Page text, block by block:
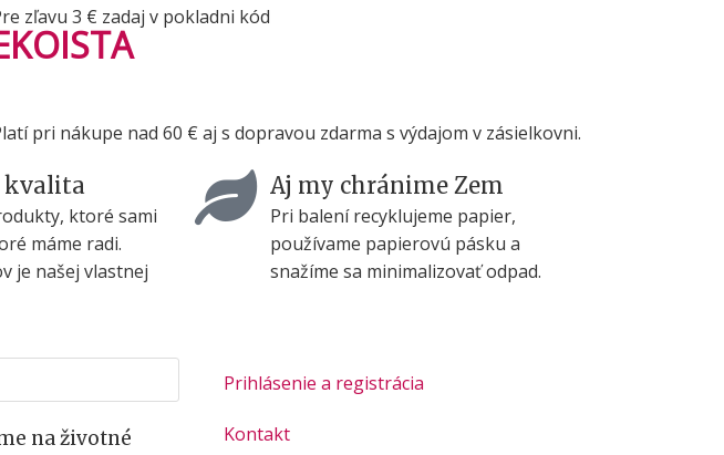
zľavu 3 € zadaj v pokladni kód
pri nákupe nad 60 € aj s dopravou zdarma s výdajom v zásielkovni.
kvalita
ktoré sami
máme radi.
je našej vlastnej
Aj my chránime Zem
Pri balení recyklujeme papier,
používame papierovú pásku a
snažíme sa minimalizovať odpad.
na životné
Prihlásenie a registrácia
Kontakt